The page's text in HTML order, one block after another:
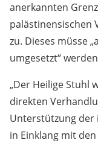
anerkannten
palästinensischen
zu. Dieses müsse
umgesetzt“
„Der Heilige Stuhl
direkten
Unterstützung der
in Einklang mit